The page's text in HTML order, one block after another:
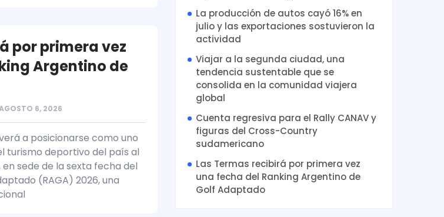
por primera vez
Argentino de
6, 2026
a posicionarse como uno
turismo deportivo del país al
sede de la sexta fecha del
(RAGA) 2026, una
La producción de autos cayó 16% en
julio y las exportaciones sostuvieron la
actividad
Viajar a la segunda ciudad, una
tendencia sustentable que se
consolida en la comunidad viajera
global
Cuenta regresiva para el Rally CANAV y
figuras del Cross-Country
sudamericano
Las Termas recibirá por primera vez
una fecha del Ranking Argentino de
Golf Adaptado